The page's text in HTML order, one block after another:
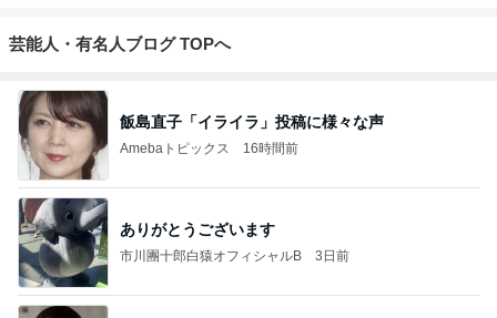
芸能人・有名人ブログ TOPへ
飯島直子「イライラ」投稿に様々な声
Amebaトピックス 16時間前
ありがとうございます
市川團十郎白猿オフィシャルB 3日前